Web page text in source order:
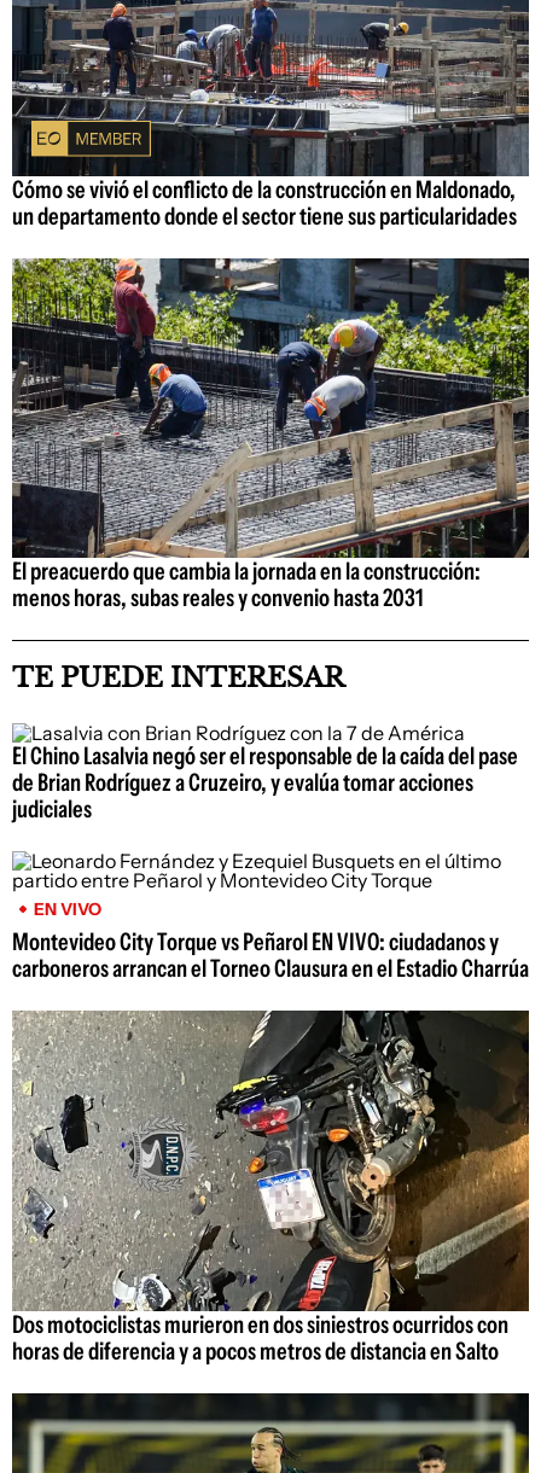
Cómo se vivió el conflicto de la construcción en Maldonado,
un departamento donde el sector tiene sus particularidades
El preacuerdo que cambia la jornada en la construcción:
menos horas, subas reales y convenio hasta 2031
TE PUEDE INTERESAR
El Chino Lasalvia negó ser el responsable de la caída del pase
de Brian Rodríguez a Cruzeiro, y evalúa tomar acciones
judiciales
EN VIVO
Montevideo City Torque vs Peñarol EN VIVO: ciudadanos y
carboneros arrancan el Torneo Clausura en el Estadio Charrúa
Dos motociclistas murieron en dos siniestros ocurridos con
horas de diferencia y a pocos metros de distancia en Salto